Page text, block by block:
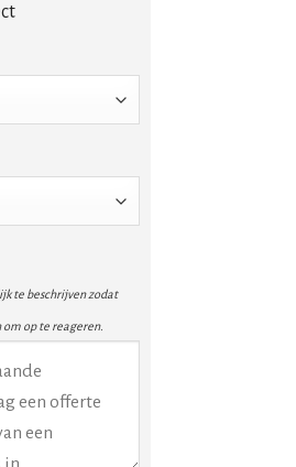
te beschrijven zodat
op te reageren.